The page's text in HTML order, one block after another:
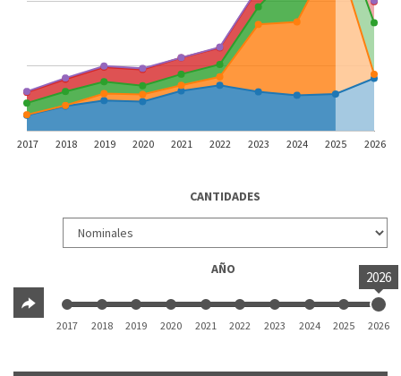
2017 2018 2019 2020 2021 2022 2023 2024 2025 2026
CANTIDADES
AÑO 2026
2017 2018 2019 2020 2021 2022 2023 2024 2025 2026